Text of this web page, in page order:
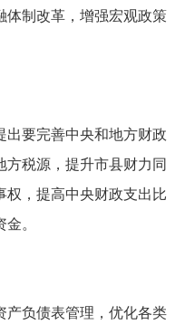
体制改革，增强宏观政策
出要完善中央和地方财政
税源，提升市县财力同
权，提高中央财政支出比
资金。
。
产负债表管理，优化各类